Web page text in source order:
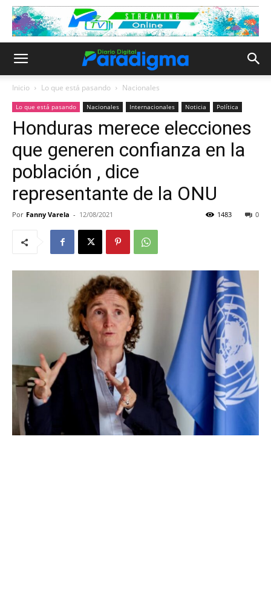
Inicio Lo que está pasando Nacionales
Lo que está pasando Nacionales Internacionales Noticia Política
Honduras merece elecciones
que generen confianza en la
población , dice
representante de la ONU
Por Fanny Varela - 12/08/2021 0
1483